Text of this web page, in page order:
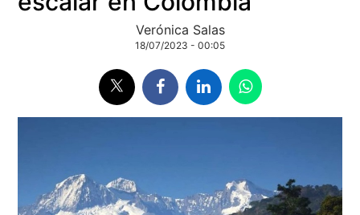
Verónica Salas
18/07/2023 - 00:05